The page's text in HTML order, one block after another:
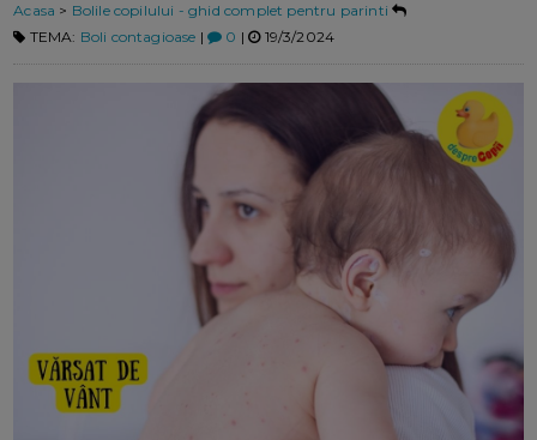
Acasa > Bolile copilului - ghid complet pentru parinti
TEMA: Boli contagioase | 0 | 19/3/2024